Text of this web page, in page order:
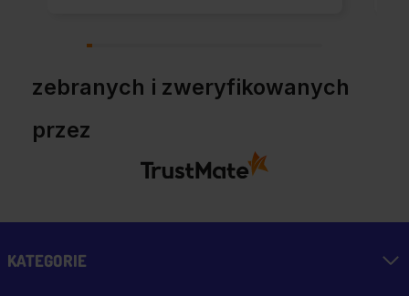
zebranych i zweryfikowanych
przez
KATEGORIE